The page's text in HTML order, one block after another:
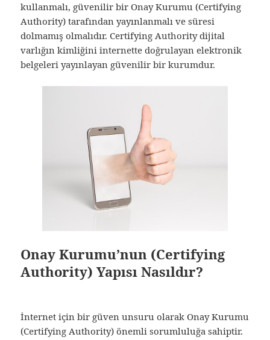
kullanmalı, güvenilir bir Onay Kurumu (Certifying
Authority) tarafından yayınlanmalı ve süresi
dolmamış olmalıdır. Certifying Authority dijital
varlığın kimliğini internette doğrulayan elektronik
belgeleri yayınlayan güvenilir bir kurumdur.
Onay Kurumu’nun (Certifying
Authority) Yapısı Nasıldır?
İnternet için bir güven unsuru olarak Onay Kurumu
(Certifying Authority) önemli sorumluluğa sahiptir.